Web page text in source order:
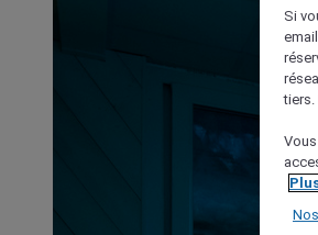
Si
tiers.